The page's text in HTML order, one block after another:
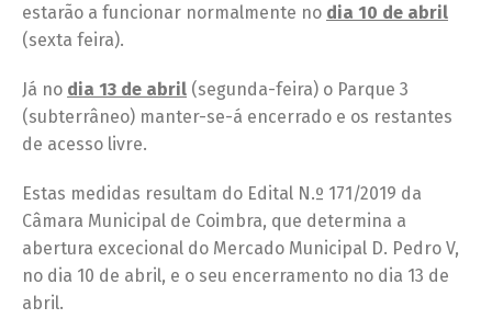
estarão a funcionar normalmente no dia 10 de abril
(sexta feira).
Já no dia 13 de abril (segunda-feira) o Parque 3
(subterrâneo) manter-se-á encerrado e os restantes
de acesso livre.
Estas medidas resultam do Edital N.º 171/2019 da
Câmara Municipal de Coimbra, que determina a
abertura excecional do Mercado Municipal D. Pedro V,
no dia 10 de abril, e o seu encerramento no dia 13 de
abril.